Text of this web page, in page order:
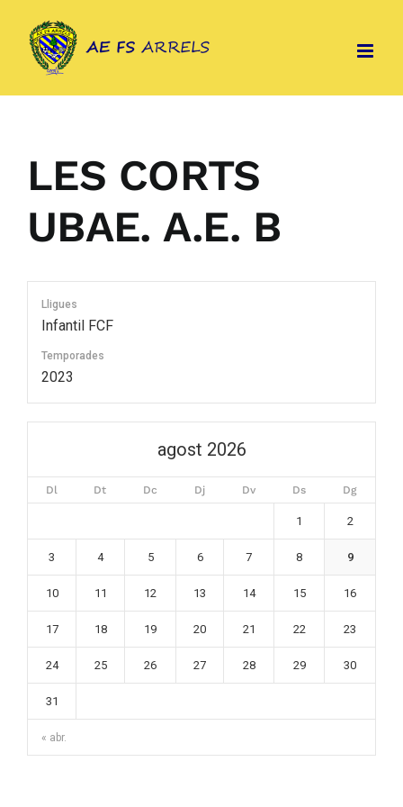
content
LES CORTS
UBAE. A.E. B
Lligues
Infantil FCF
Temporades
2023
agost 2026
Dl Dt Dc Dj Dv Ds Dg
« abr.
1 2
3 4 5 6 7 8 9
10 11 12 13 14 15 16
17 18 19 20 21 22 23
24 25 26 27 28 29 30
31